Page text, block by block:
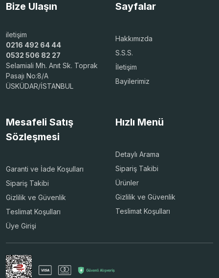
Bize Ulaşın
iletişim
0216 492 64 44
0532 506 82 27
Selamiali Mh. Anıt Sk. Toprak
Pasajı No:8/A
ÜSKÜDAR/İSTANBUL
Sayfalar
Hakkımızda
S.S.S.
İletişim
Bayilerimiz
Mesafeli Satış
Sözleşmesi
Garanti ve İade Koşulları
Sipariş Takibi
Gizlilik ve Güvenlik
Teslimat Koşulları
Üye Girişi
Hızlı Menü
Detaylı Arama
Sipariş Takibi
Ürünler
Gizlilik ve Güvenlik
Teslimat Koşulları